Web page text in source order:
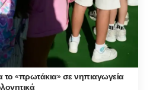
το «πρωτάκια» σε νηπιαγωγεία